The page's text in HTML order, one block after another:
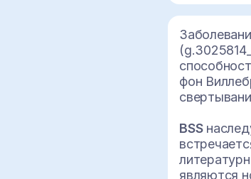
фон
BSS
являются